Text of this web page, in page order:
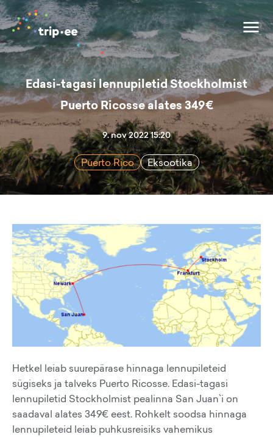
Edasi-tagasi lennupiletid Stockholmist
Puerto Ricosse alates 349€
9. nov 2022 15:20
Puerto Rico Eksootika
Hetkel leiab suurepärase hinnaga lennupileteid
sügiseks ja talveks Puerto Ricosse. Edasi-tagasi
lennupiletid Stockholmist pealinna San Juan`i on
saadaval alates 349€ eest. Rohkelt soodsa hinnaga
lennupileteid leiab puhkusreisiks vahemikus